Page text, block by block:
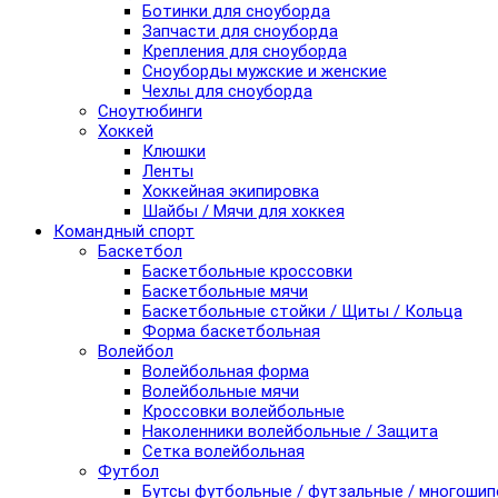
Ботинки для сноуборда
Запчасти для сноуборда
Крепления для сноуборда
Сноуборды мужские и женские
Чехлы для сноуборда
Сноутюбинги
Хоккей
Клюшки
Ленты
Хоккейная экипировка
Шайбы / Мячи для хоккея
Командный спорт
Баскетбол
Баскетбольные кроссовки
Баскетбольные мячи
Баскетбольные стойки / Щиты / Кольца
Форма баскетбольная
Волейбол
Волейбольная форма
Волейбольные мячи
Кроссовки волейбольные
Наколенники волейбольные / Защита
Сетка волейбольная
Футбол
Бутсы футбольные / футзальные /